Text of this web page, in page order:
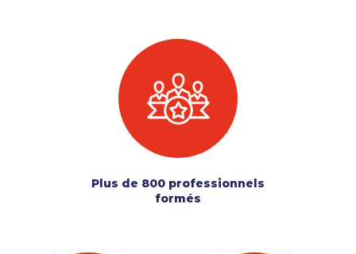
Plus de 800 professionnels
formés